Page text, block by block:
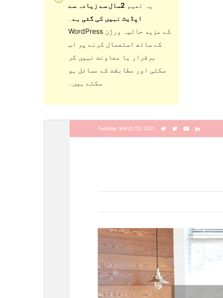
یہ تھیم
2سال سے زیادہ سے
اپڈیٹ نہیں کی گئی ہے
WordPress کے مزید حالیہ ورژن
کے ساتھ استعمال کرنے پر اب
برقرار یا معاونت نہیں کر
سکتی اور مطابقت کے مسائل ہو
سکتے ہیں۔